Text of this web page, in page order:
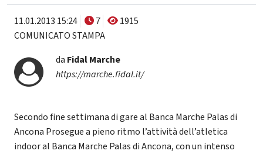
11.01.2013 15:24 7
1915
COMUNICATO STAMPA
da Fidal Marche
https://marche.fidal.it/
Secondo fine settimana di gare al Banca Marche Palas di
Ancona Prosegue a pieno ritmo l’attività dell’atletica
indoor al Banca Marche Palas di Ancona, con un intenso